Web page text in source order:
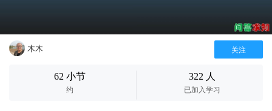
木木 关注
62 小节
约
322 人
已加入学习